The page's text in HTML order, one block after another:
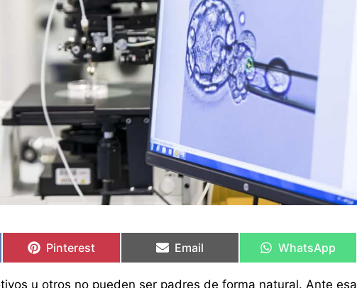
en
Pinterest
en
Email
en
WhatsApp
u otros no pueden ser padres de forma natural. Ante esa
en
en
en